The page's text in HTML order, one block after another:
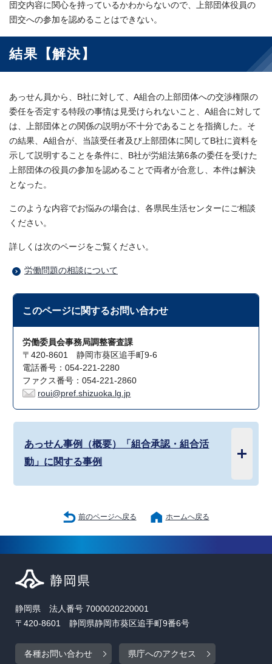
団交内容に関心を持っているかわからないので、上部団体役員の
団交への参加を認めることはできない。
結果【解決】
あっせん員から、B社に対して、A組合の上部団体への交渉権限の
委任を否定する特段の事情は見受けられないこと、A組合に対して
は、上部団体との関係の説明が不十分であることを指摘した。そ
の結果、A組合が、当該受任者及び上部団体に関してB社に資料を
示して説明することを条件に、B社が労組法第6条の委任を受けた
上部団体の役員の参加を認めることで両者が合意し、本件は解決
となった。
このような内容でお悩みの場合は、各県民生活センターにご相談
ください。
詳しくは次のページをご覧ください。
労働問題の相談について
このページに関するお問い合わせ
労働委員会事務局調整審査課
〒420-8601 静岡市葵区追手町9-6
電話番号：054-221-2280
ファクス番号：054-221-2860
roui@pref.shizuoka.lg.jp
あっせん事例（概要）「組合承認・組合活
動」に関する事例
前のページへ戻る ホームへ戻る
静岡県 法人番号 7000020220001
〒420-8601 静岡県静岡市葵区追手町9番6号
各種お問い合わせ 県庁へのアクセス